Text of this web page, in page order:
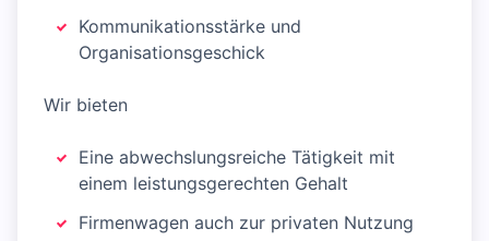
Kommunikationsstärke und
Organisationsgeschick
Wir bieten
Eine abwechslungsreiche Tätigkeit mit
einem leistungsgerechten Gehalt
Firmenwagen auch zur privaten Nutzung